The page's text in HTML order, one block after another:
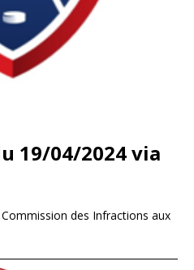
19/04/2024 via
des Infractions aux